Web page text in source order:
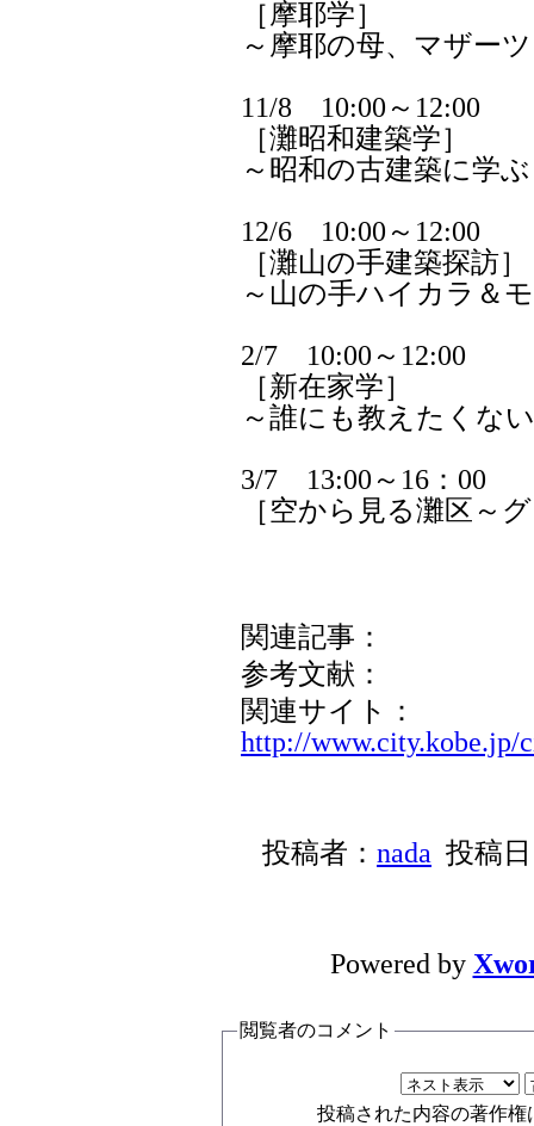
［摩耶学］
～摩耶の母、マザー
11/8 10:00～12:00
［灘昭和建築学］
～昭和の古建築に学ぶ
12/6 10:00～12:00
［灘山の手建築探訪］
～山の手ハイカラ＆
2/7 10:00～12:00
［新在家学］
～誰にも教えたくな
3/7 13:00～16：00
［空から見る灘区～
関連記事：
参考文献：
関連サイト：
http://www.city.kobe.jp/
投稿者： nada 投稿
Powered by
閲覧者のコメント
投稿された内容の著作